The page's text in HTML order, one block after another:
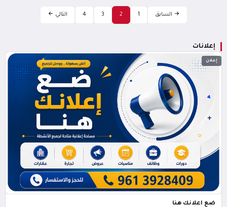
السابق 1
2
3
4 التالي
إعلانات
إعلان
ضع اعلانك هنا